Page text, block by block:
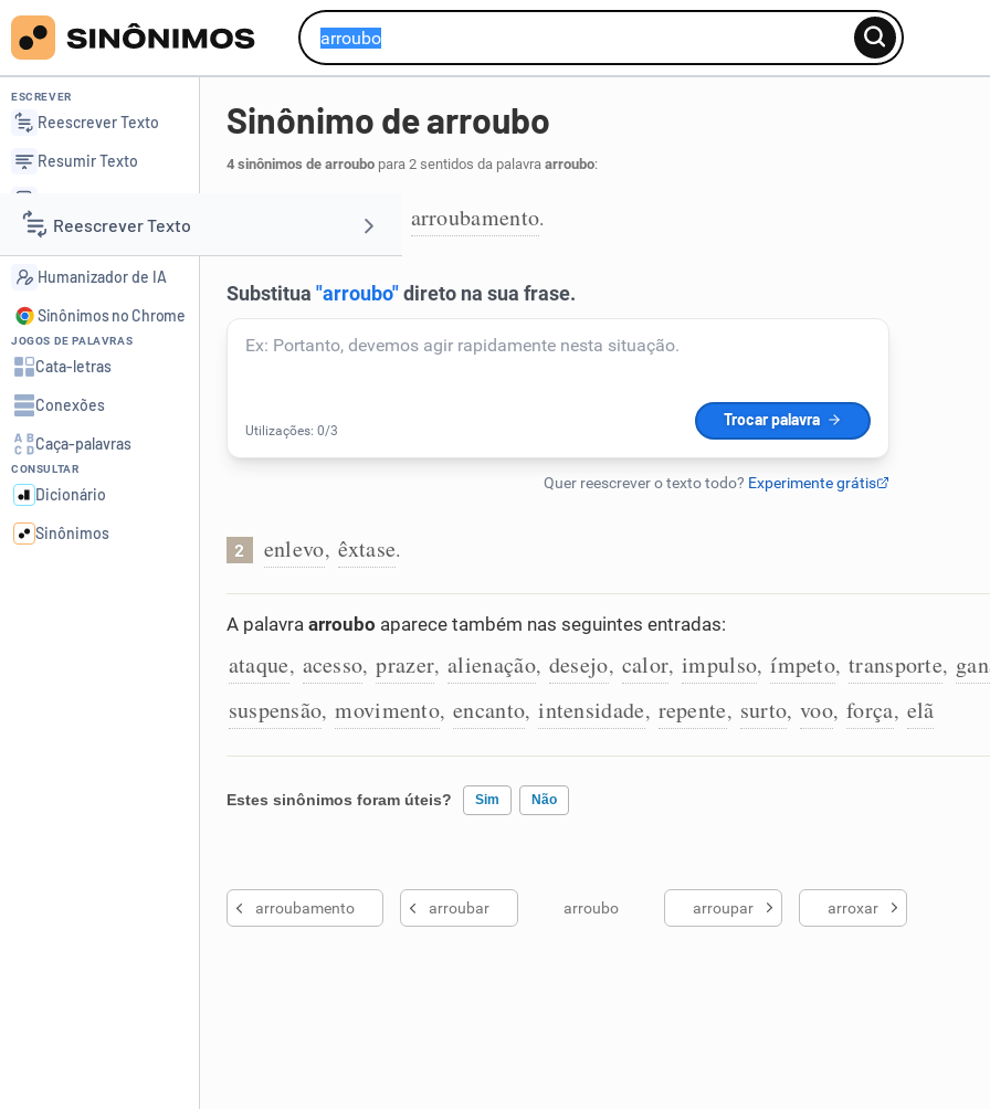
Reescrever Texto
Resumir Texto
Corrigir Texto
Detector de IA
Humanizador de IA
ESCREVER
Reescrever Texto
Resumir Texto
Detector de IA
Humanizador de IA
Sinônimos no Chrome
JOGOS DE PALAVRAS
Cata-letras
Conexões
Caça-palavras
CONSULTAR
Dicionário
Sinônimos
Sinônimo de arroubo
4 sinônimos de arroubopara 2 sentidos da palavra arroubo:
arrebatamento arroubamento.
2 enlevo, êxtase.
A palavra arroubo aparece também nas seguintes entradas:
ataque, acesso, prazer, alienação, desejo, calor, impulso, ímpeto, transporte,
suspensão, movimento, encanto, intensidade, repente, surto, voo, força, elã
Estes sinônimos foram úteis? Sim Não
Nenhum dos sinônimos apresentados me ajudou
arroubamento arroubar arroubo arroupar arroxar